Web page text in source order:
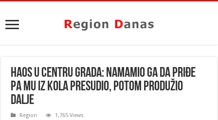
HAOS U CENTRU GRADA: Namamio ga da priđe
pa mu iz kola PRESUDIO, potom produžio
dalje
Region 1,765 Views